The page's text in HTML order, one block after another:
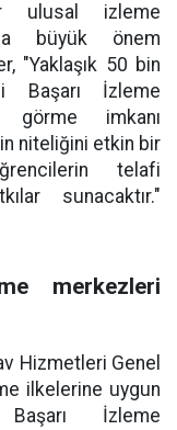
ulusal izleme
büyük önem
"Yaklaşık 50 bin
Başarı İzleme
görme imkanı
niteliğini etkin bir
telafi
sunacaktır."
merkezleri
Hizmetleri Genel
ilkelerine uygun
İzleme